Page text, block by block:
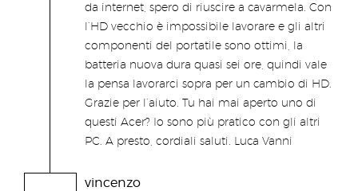
da internet, spero di riuscire a cavarmela. Con
l’HD vecchio è impossibile lavorare e gli altri
componenti del portatile sono ottimi, la
batteria nuova dura quasi sei ore, quindi vale
la pensa lavorarci sopra per un cambio di HD.
Grazie per l’aiuto. Tu hai mai aperto uno di
questi Acer? Io sono più pratico con gli altri
PC. A presto, cordiali saluti. Luca Vanni
vincenzo